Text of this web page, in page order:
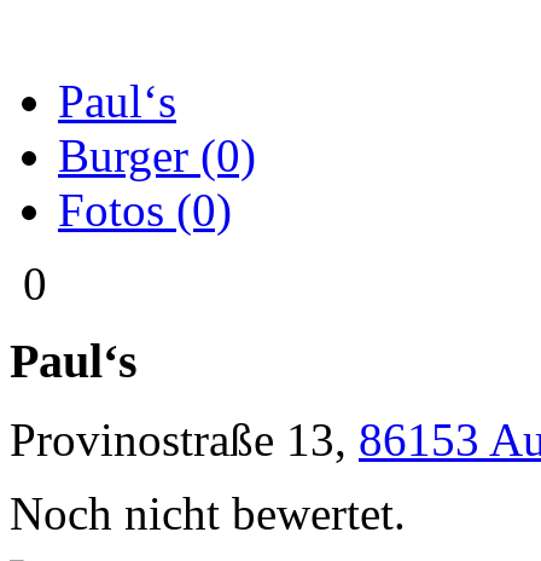
Paul‘s
Burger (0)
Fotos (0)
0
Paul‘s
Provinostraße 13, 86153
Noch nicht bewertet.